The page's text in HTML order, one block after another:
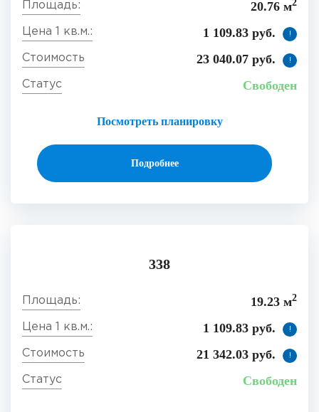
20.76 м2
1 109.83 руб. !
23 040.07 руб. !
Посмотреть планировку
Свободен
Подробнее
338
19.23 м2
1 109.83 руб. !
21 342.03 руб. !
Свободен